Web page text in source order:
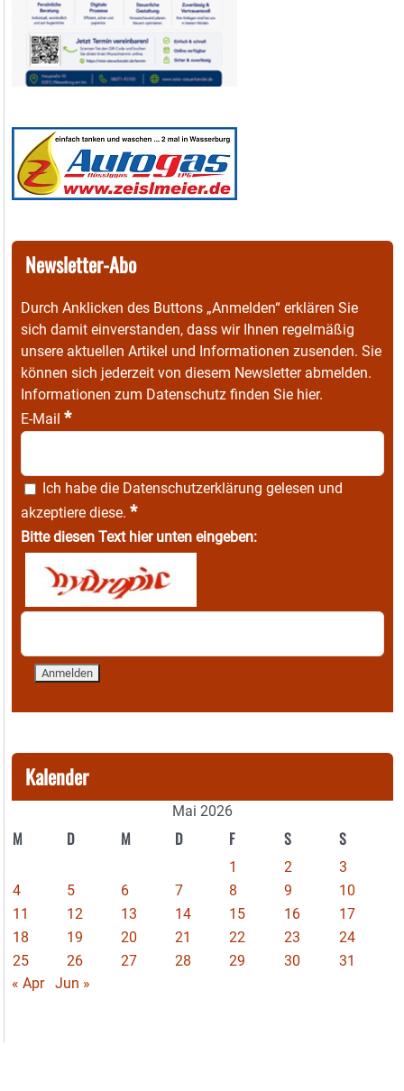
Newsletter-Abo
Durch Anklicken des Buttons „Anmelden“ erklären Sie
sich damit einverstanden, dass wir Ihnen regelmäßig
unsere aktuellen Artikel und Informationen zusenden. Sie
können sich jederzeit von diesem Newsletter abmelden.
Informationen zum Datenschutz finden Sie hier.
E-Mail *
Ich habe die Datenschutzerklärung gelesen und
akzeptiere diese. *
Bitte diesen Text hier unten eingeben:
Kalender
Mai 2026
M D M D F S S
1 2
3
4
5 6 7 8 9
10
11
12 13 14 15 16
17
18
19 20 21 22 23
24
25
26 27 28 29 30
31
« Apr
Jun »